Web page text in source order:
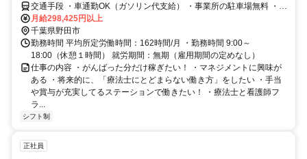
交通手段 ・車通勤OK（ガソリン代支給） ・事業所の駐車場無料 ・バ
月給298,425円以上
千葉県野田市
勤務時間 平均所定労働時間：162時間/月 ・勤務時間 9:00～
18:00（休憩１時間） 就労期間：無期（雇用期間の定めなし）
仕事の内容 ・がんばった分だけ稼ぎたい！ ・マネジメントに興味が
ある ・将来的に、「療法士にとどまらない働き方」をしたい ・手当
や賞与が充実してるステーションで働きたい！ ・療法士と看護師フ
ラ...
シフト制
正社員